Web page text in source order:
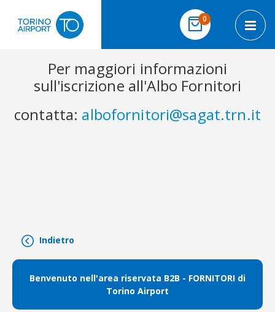
Cart
0elementi
Per maggiori informazioni
sull'iscrizione all'Albo Fornitori
contatta: albofornitori@sagat.trn.it
Indietro
Benvenuto nell'area riservata B2B - FORNITORI di
Torino Airport